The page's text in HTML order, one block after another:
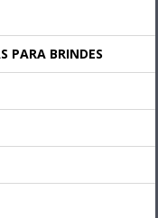
PARA BRINDES